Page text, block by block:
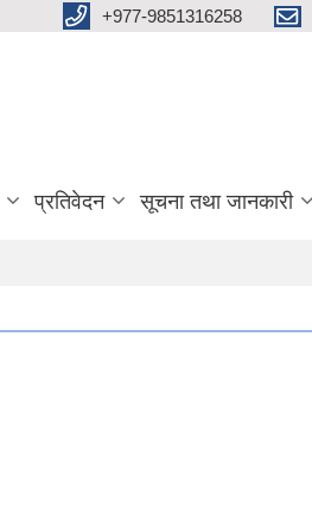
+977-9851316258
प्रतिवेदन सूचना तथा जानकारी